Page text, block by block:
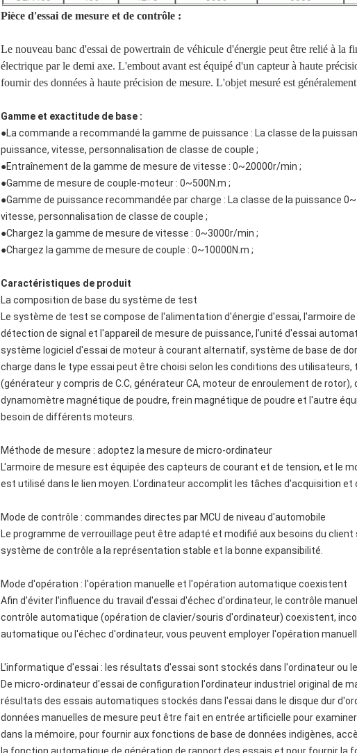
Pièce d'essai de mesure et de contrôle :
Le nouveau banc d'essai de powertrain de véhicule d'énergie peut être relié à la
électrique par le demi axe. L'embout avant est équipé d'un capteur à haute
fournir des données à haute précision de mesure. L'objet mesuré est
Gamme et exactitude de base :
●La commande a recommandé la gamme de puissance : La classe de la
puissance, vitesse, personnalisation de classe de couple ;
●Entraînement de la gamme de mesure de vitesse : 0~20000r/min ;
●Gamme de mesure de couple-moteur : 0~500N.m ;
●Gamme de puissance recommandée par charge : La classe de la puissance
vitesse, personnalisation de classe de couple ;
●Chargez la gamme de mesure de vitesse : 0~3000r/min ;
●Chargez la gamme de mesure de couple : 0~10000N.m ;
Caractéristiques de produit
La composition de base du système de test
Le système de test se compose de l'alimentation d'énergie d'essai, l'armoire
détection de signal et l'appareil de mesure de puissance, l'unité d'essai
système logiciel d'essai de moteur à courant alternatif, système de base de
charge dans le type essai peut être choisi selon les conditions des
(générateur y compris de C.C, générateur CA, moteur de enroulement de
dynamomètre magnétique de poudre, frein magnétique de poudre et l'autre
besoin de différents moteurs.
Méthode de mesure : adoptez la mesure de micro-ordinateur
L'armoire de mesure est équipée des capteurs de courant et de tension, et le
est utilisé dans le lien moyen. L'ordinateur accomplit les tâches d'acquisition et
Mode de contrôle : commandes directes par MCU de niveau d'automobile
Le programme de verrouillage peut être adapté et modifié aux besoins du
système de contrôle a la représentation stable et la bonne expansibilité.
Mode d'opération : l'opération manuelle et l'opération automatique coexistent
Afin d'éviter l'influence du travail d'essai d'échec d'ordinateur, le contrôle
contrôle automatique (opération de clavier/souris d'ordinateur) coexistent,
automatique ou l'échec d'ordinateur, vous peuvent employer l'opération
L'informatique d'essai : les résultats d'essai sont stockés dans l'ordinateur ou
De micro-ordinateur d'essai de configuration l'ordinateur industriel original de
résultats des essais automatiques stockés dans l'essai dans le disque dur
données manuelles de mesure peut être fait en entrée artificielle pour
dans la mémoire, pour fournir aux fonctions de base de données indigènes,